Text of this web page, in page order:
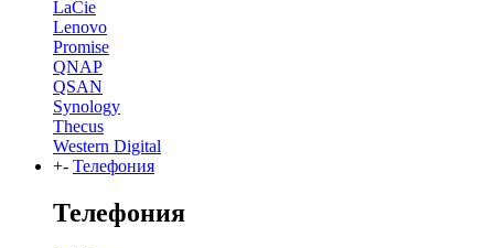
LaCie
Lenovo
Promise
QNAP
QSAN
Synology
Thecus
Western Digital
+- Телефония
Телефония